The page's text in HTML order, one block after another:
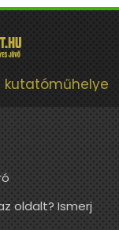
oldalt? Ismerj